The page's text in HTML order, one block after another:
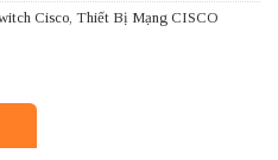
Cisco, Thiết Bị Mạng CISCO